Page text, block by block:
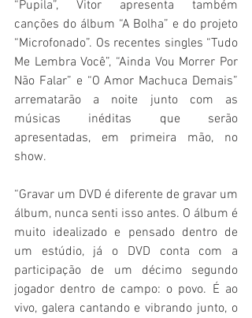
“Pupila”, Vitor apresenta também
canções do álbum “A Bolha” e do projeto
“Microfonado”. Os recentes singles “Tudo
Me Lembra Você”, “Ainda Vou Morrer Por
Não Falar” e “O Amor Machuca Demais”
arrematarão a noite junto com as
músicas inéditas que serão
apresentadas, em primeira mão, no
show.
“Gravar um DVD é diferente de gravar um
álbum, nunca senti isso antes. O álbum é
muito idealizado e pensado dentro de
um estúdio, já o DVD conta com a
participação de um décimo segundo
jogador dentro de campo: o povo. É ao
vivo, galera cantando e vibrando junto, o